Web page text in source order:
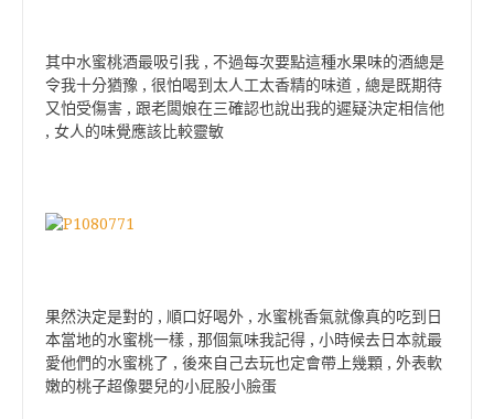
其中水蜜桃酒最吸引我 , 不過每次要點這種水果味的酒總是
令我十分猶豫 , 很怕喝到太人工太香精的味道 , 總是既期待
又怕受傷害 , 跟老闆娘在三確認也說出我的遲疑決定相信他
, 女人的味覺應該比較靈敏
果然決定是對的 , 順口好喝外 , 水蜜桃香氣就像真的吃到日
本當地的水蜜桃一樣 , 那個氣味我記得 , 小時候去日本就最
愛他們的水蜜桃了 , 後來自己去玩也定會帶上幾顆 , 外表軟
嫩的桃子超像嬰兒的小屁股小臉蛋